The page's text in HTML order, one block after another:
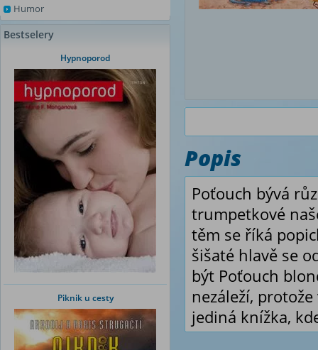
Humor
Bestselery
Hypnoporod
Piknik u cesty
Popis
Poťouch bývá
trumpetkové
těm se říká
šišaté hlavě se
být Poťouch
nezáleží,
jediná knížka,